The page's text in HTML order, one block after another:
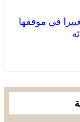
في موقفها